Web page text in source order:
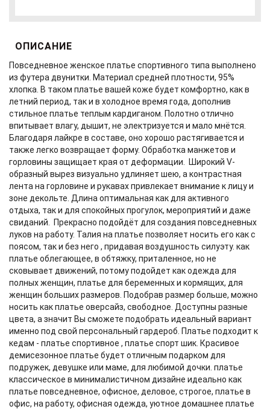
ОПИСАНИЕ
Повседневное женское платье спортивного типа выполнено
из футера двунитки. Материал средней плотности, 95%
хлопка. В таком платье вашей коже будет комфортно, как в
летний период, так и в холодное время года, дополнив
стильное платье теплым кардиганом. Полотно отлично
впитывает влагу, дышит, не электризуется и мало мнётся.
Благодаря лайкре в составе, оно хорошо растягивается и
также легко возвращает форму. Обработка манжетов и
горловины защищает края от деформации. Широкий V-
образный вырез визуально удлиняет шею, а контрастная
лента на горловине и рукавах привлекает внимание к лицу и
зоне декольте. Длина оптимальная как для активного
отдыха, так и для спокойных прогулок, мероприятий и даже
свиданий. Прекрасно подойдёт для создания повседневных
луков на работу. Талия на платье позволяет носить его как с
поясом, так и без него , придавая воздушность силуэту. как
платье облегающее, в обтяжку, приталенное, но не
сковывает движений, потому подойдет как одежда для
полных женщин, платье для беременных и кормящих, для
женщин больших размеров. Подобрав размер больше, можно
носить как платье оверсайз, свободное. Доступны разные
цвета, а значит Вы сможете подобрать идеальный вариант
именно под свой персональный гардероб. Платье подходит к
кедам - платье спортивное , платье спорт шик. Красивое
демисезонное платье будет отличным подарком для
подружек, девушке или маме, для любимой дочки. платье
классическое в минималистичном дизайне идеально как
платье повседневное, офисное, деловое, строгое, платье в
офис, на работу, офисная одежда, уютное домашнее платье